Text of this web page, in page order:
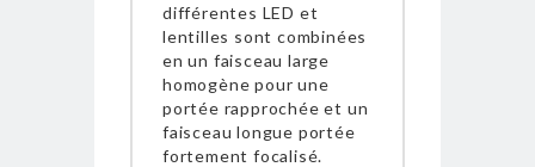
différentes LED et
lentilles sont combinées
en un faisceau large
homogène pour une
portée rapprochée et un
faisceau longue portée
fortement focalisé.